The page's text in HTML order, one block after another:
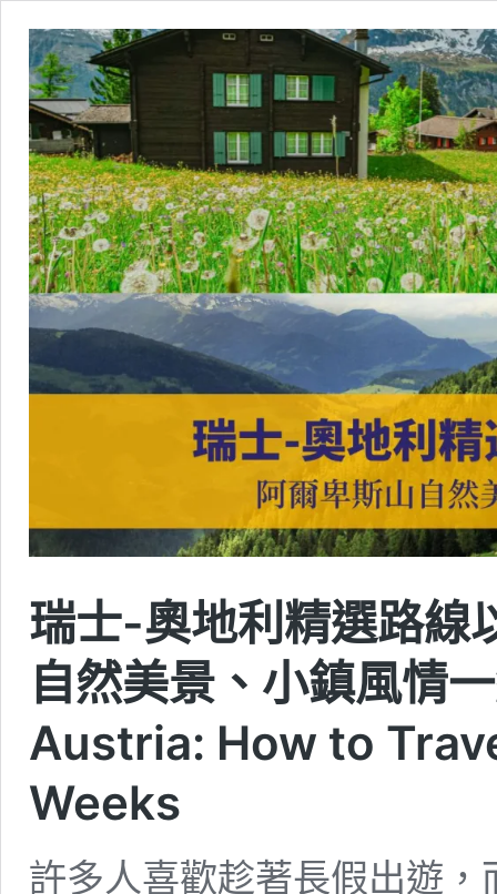
瑞士-奧地利精選路線
自然美景、小鎮風情
Austria: How to
Weeks
許多人喜歡趁著長假出遊